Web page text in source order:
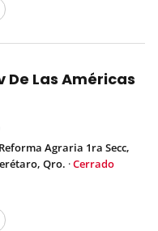
De Las Américas
Agraria 1ra Secc,
Qro. ·Cerrado